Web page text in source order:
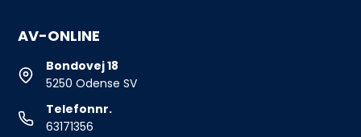
AV-ONLINE
Bondovej 18
5250 Odense SV
Telefonnr.
63171356